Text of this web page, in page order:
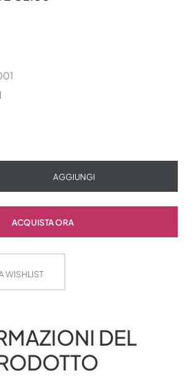
AGGIUNGI
ACQUISTA ORA
WISHLIST
DEL